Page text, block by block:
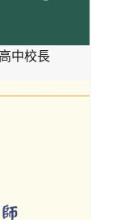
中校長